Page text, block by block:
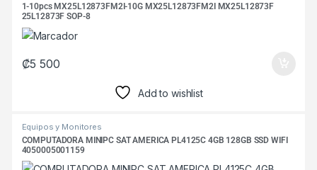
1-10pcs MX25L12873FM2I-10G MX25L12873FM2I MX25L12873F
25L12873F SOP-8
₡5 500
Add to wishlist
Equipos y Monitores
COMPUTADORA MINIPC SAT AMERICA PL4125C 4GB 128GB SSD WIFI
4050005001159